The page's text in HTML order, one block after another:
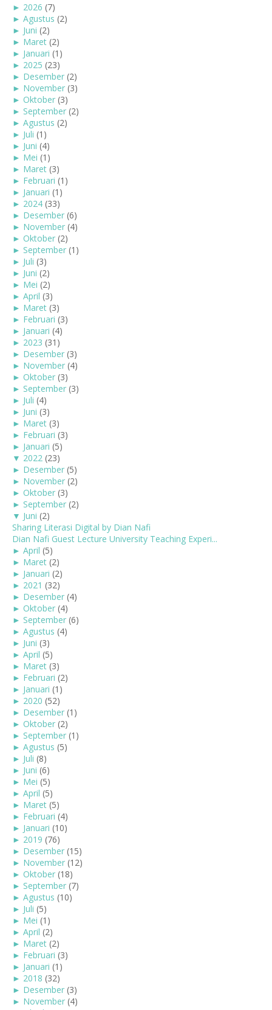
► 2026 (7)
► Agustus (2)
► Juni (2)
► Maret (2)
► Januari (1)
► 2025 (23)
► Desember (2)
► November (3)
► Oktober (3)
► September (2)
► Agustus (2)
► Juli (1)
► Juni (4)
► Mei (1)
► Maret (3)
► Februari (1)
► Januari (1)
► 2024 (33)
► Desember (6)
► November (4)
► Oktober (2)
► September (1)
► Juli (3)
► Juni (2)
► Mei (2)
► April (3)
► Maret (3)
► Februari (3)
► Januari (4)
► 2023 (31)
► Desember (3)
► November (4)
► Oktober (3)
► September (3)
► Juli (4)
► Juni (3)
► Maret (3)
► Februari (3)
► Januari (5)
▼ 2022 (23)
► Desember (5)
► November (2)
► Oktober (3)
► September (2)
▼ Juni (2)
Sharing Literasi Digital by Dian Nafi
Dian Nafi Guest Lecture University Teaching Experi...
► April (5)
► Maret (2)
► Januari (2)
► 2021 (32)
► Desember (4)
► Oktober (4)
► September (6)
► Agustus (4)
► Juni (3)
► April (5)
► Maret (3)
► Februari (2)
► Januari (1)
► 2020 (52)
► Desember (1)
► Oktober (2)
► September (1)
► Agustus (5)
► Juli (8)
► Juni (6)
► Mei (5)
► April (5)
► Maret (5)
► Februari (4)
► Januari (10)
► 2019 (76)
► Desember (15)
► November (12)
► Oktober (18)
► September (7)
► Agustus (10)
► Juli (5)
► Mei (1)
► April (2)
► Maret (2)
► Februari (3)
► Januari (1)
► 2018 (32)
► Desember (3)
► November (4)